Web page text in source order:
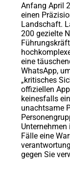
Anfang April
einen
Landschaft.
200 gezielte
eine
WhatsApp,
„kritisches
offiziellen
keinesfalls
unachtsame
Fälle eine
gegen Sie